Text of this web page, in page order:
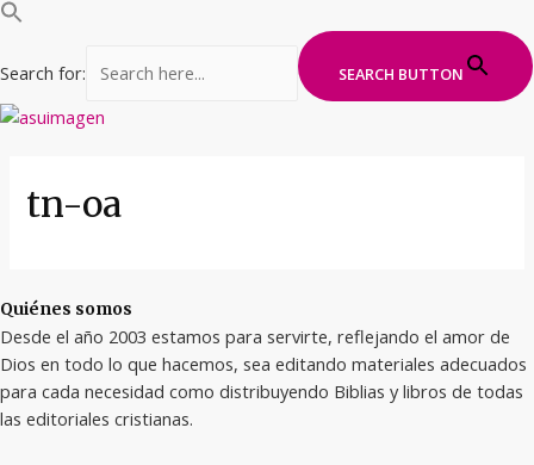
Search for: SEARCH BUTTON
Ir
tn-oa
Quiénes somos
Desde el año 2003 estamos para servirte, reflejando el amor de
Dios en todo lo que hacemos, sea editando materiales adecuados
para cada necesidad como distribuyendo Biblias y libros de todas
las editoriales cristianas.